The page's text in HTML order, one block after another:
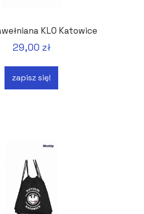
KLO Katowice
29,00 zł
zapisz się!